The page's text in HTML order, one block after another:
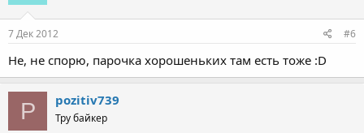
7 Дек 2012 #6
Не, не спорю, парочка хорошеньких там есть тоже :D
P pozitiv739
Тру байкер